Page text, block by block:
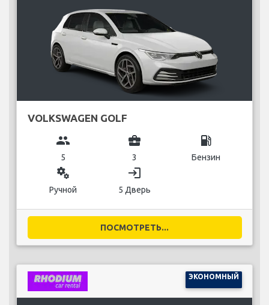
VOLKSWAGEN GOLF
group
5
business_center
3
local_gas_station
Бензин
miscellaneous_services
Ручной
login
5 Дверь
ПОСМОТРЕТЬ...
ЭКОНОМНЫЙ